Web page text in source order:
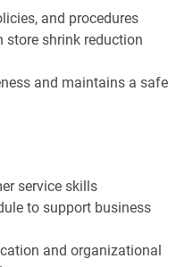
and procedures
store shrink reduction
and maintains a safe
service skills
to support business
and organizational